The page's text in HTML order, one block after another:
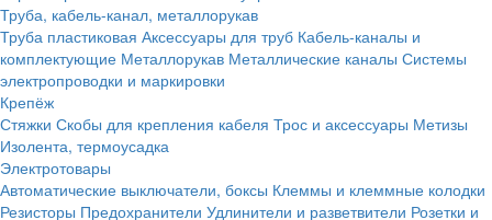
Труба, кабель-канал, металлорукав
Труба пластиковая Аксессуары для труб Кабель-каналы и
комплектующие Металлорукав Металлические каналы Системы
электропроводки и маркировки
Крепёж
Стяжки Скобы для крепления кабеля Трос и аксессуары Метизы
Изолента, термоусадка
Электротовары
Автоматические выключатели, боксы Клеммы и клеммные колодки
Резисторы Предохранители Удлинители и разветвители Розетки и